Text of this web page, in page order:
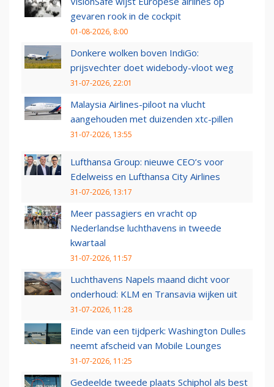
gevaren rook in de cockpit
01-08-2026, 8:00
Donkere wolken boven IndiGo:
prijsvechter doet widebody-vloot weg
31-07-2026, 22:01
Malaysia Airlines-piloot na vlucht
aangehouden met duizenden xtc-pillen
31-07-2026, 13:55
Lufthansa Group: nieuwe CEO’s voor
Edelweiss en Lufthansa City Airlines
31-07-2026, 13:17
Meer passagiers en vracht op
Nederlandse luchthavens in tweede
kwartaal
31-07-2026, 11:57
Luchthavens Napels maand dicht voor
onderhoud: KLM en Transavia wijken uit
31-07-2026, 11:28
Einde van een tijdperk: Washington Dulles
neemt afscheid van Mobile Lounges
31-07-2026, 11:25
Gedeelde tweede plaats Schiphol als best